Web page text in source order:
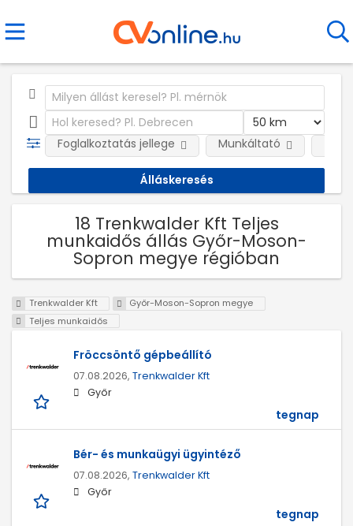
Foglalkoztatás jellege Munkáltató
18 Trenkwalder Kft Teljes
munkaidős állás Győr-Moson-
Sopron megye régióban
Trenkwalder Kft
Győr-Moson-Sopron megye
Teljes munkaidős
Fröccsöntő gépbeállító
07.08.2026, Trenkwalder Kft
Győr
tegnap
Bér- és munkaügyi ügyintéző
07.08.2026, Trenkwalder Kft
Győr
tegnap